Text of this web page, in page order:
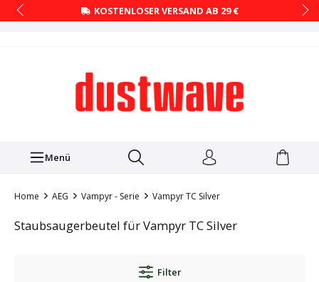
KOSTENLOSER VERSAND AB 29 €
Menü
Home AEG Vampyr - Serie Vampyr TC Silver
Staubsaugerbeutel für Vampyr TC Silver
Filter